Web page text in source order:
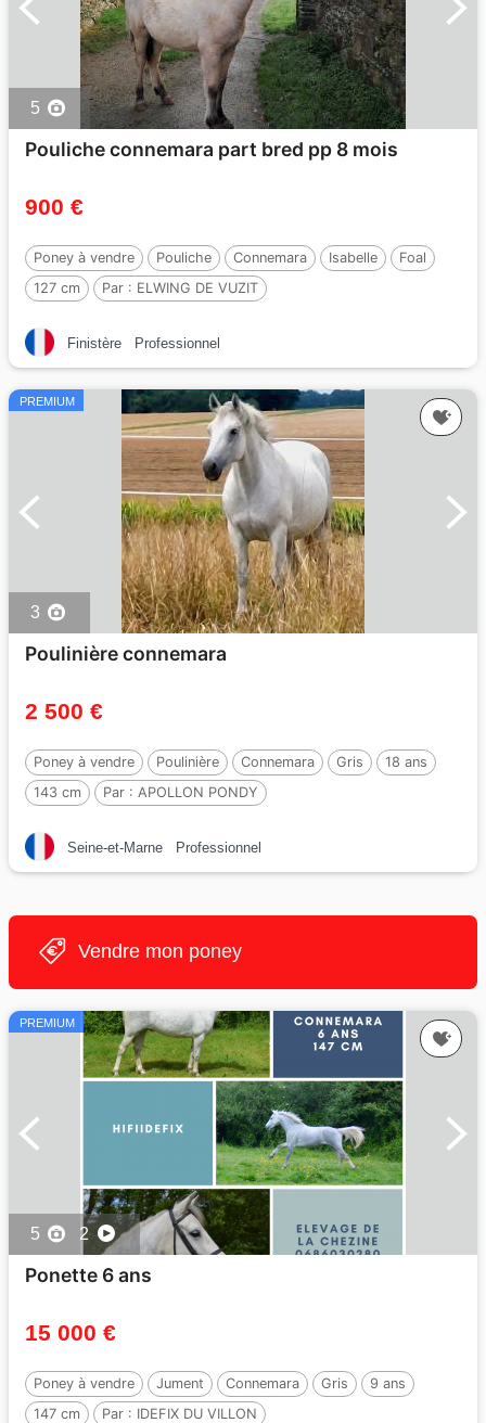
5
Pouliche connemara part bred pp 8 mois
900 €
Poney à vendre Pouliche Connemara Isabelle
Foal
127 cm
Par : ELWING DE VUZIT
Finistère Professionnel
PREMIUM
3
Poulinière connemara
2 500 €
Poney à vendre Poulinière Connemara Gris
18 ans
143 cm
Par : APOLLON PONDY
Seine-et-Marne Professionnel
Vendre mon poney
PREMIUM
5 2
Ponette 6 ans
15 000 €
Poney à vendre Jument Connemara Gris
9 ans
147 cm
Par : IDEFIX DU VILLON